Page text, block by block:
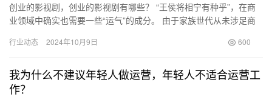
创业的影视剧，创业的影视剧有哪些？ “王侯将相宁有种乎”，在商
业领域中确实也需要一些“运气”的成分。 由于家族世代从未涉足商
行业动态 2024年10月9日 600
我为什么不建议年轻人做运营，年轻人不适合运营工
作？